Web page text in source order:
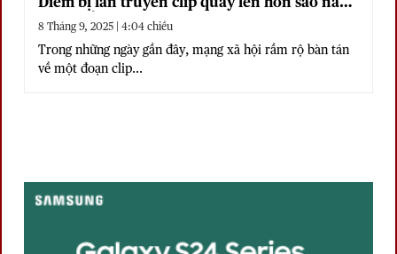
kém tuổi
8 Tháng 9, 2025 | 4:04 chiều
Trong những ngày gần đây, mạng xã hội rầm rộ bàn tán
về một đoạn clip...